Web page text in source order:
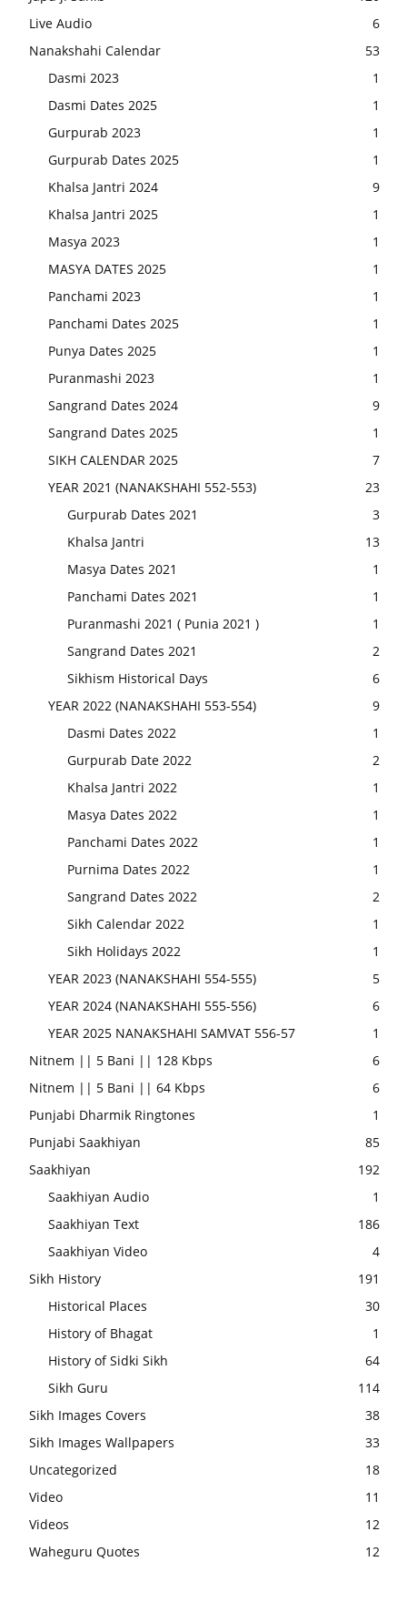
Live Audio
6
Nanakshahi Calendar
53
Dasmi 2023
1
Dasmi Dates 2025
1
Gurpurab 2023
1
Gurpurab Dates 2025
1
Khalsa Jantri 2024
9
Khalsa Jantri 2025
1
Masya 2023
1
MASYA DATES 2025
1
Panchami 2023
1
Panchami Dates 2025
1
Punya Dates 2025
1
Puranmashi 2023
1
Sangrand Dates 2024
9
Sangrand Dates 2025
1
SIKH CALENDAR 2025
7
YEAR 2021 (NANAKSHAHI 552-553)
23
Gurpurab Dates 2021
3
Khalsa Jantri
13
Masya Dates 2021
1
Panchami Dates 2021
1
Puranmashi 2021 ( Punia 2021 )
1
Sangrand Dates 2021
2
Sikhism Historical Days
6
YEAR 2022 (NANAKSHAHI 553-554)
9
Dasmi Dates 2022
1
Gurpurab Date 2022
2
Khalsa Jantri 2022
1
Masya Dates 2022
1
Panchami Dates 2022
1
Purnima Dates 2022
1
Sangrand Dates 2022
2
Sikh Calendar 2022
1
Sikh Holidays 2022
1
YEAR 2023 (NANAKSHAHI 554-555)
5
YEAR 2024 (NANAKSHAHI 555-556)
6
YEAR 2025 NANAKSHAHI SAMVAT 556-57
1
Nitnem || 5 Bani || 128 Kbps
6
Nitnem || 5 Bani || 64 Kbps
6
Punjabi Dharmik Ringtones
1
Punjabi Saakhiyan
85
Saakhiyan
192
Saakhiyan Audio
1
Saakhiyan Text
186
Saakhiyan Video
4
Sikh History
191
Historical Places
30
History of Bhagat
1
History of Sidki Sikh
64
Sikh Guru
114
Sikh Images Covers
38
Sikh Images Wallpapers
33
Uncategorized
18
Video
11
Videos
12
Waheguru Quotes
12